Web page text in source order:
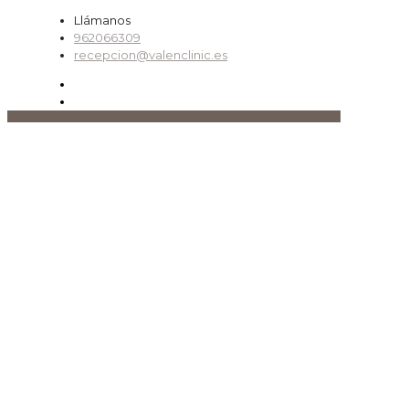
Llámanos
962066309
recepcion@valenclinic.es